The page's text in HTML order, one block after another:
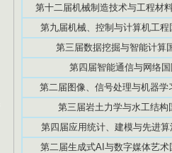
第十二届机械制造技术与工程材
第九届机械、控制与计算机工
第三届数据挖掘与智能计算
第四届智能通信与网络
第二届图像、信号处理与机器
第三届岩土力学与水工结
第四届应用统计、建模与先进
第二届生成式AI与数字媒体艺